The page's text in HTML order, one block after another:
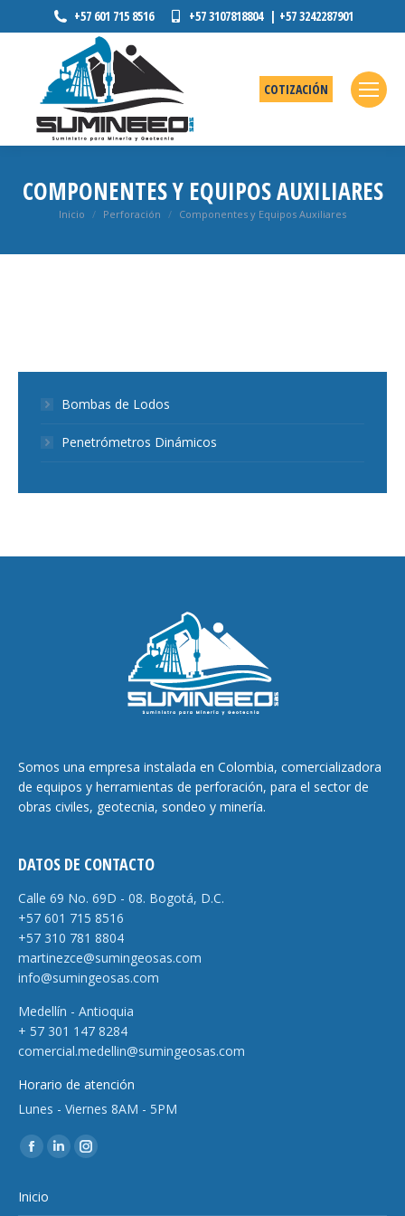
+57 601 715 8516 +57 3107818804 | +57 3242287901
COTIZACIÓN
COMPONENTES Y EQUIPOS AUXILIARES
Estás aquí:
Inicio Perforación Componentes y Equipos Auxiliares
Bombas de Lodos
Penetrómetros Dinámicos
Somos una empresa instalada en Colombia, comercializadora
de equipos y herramientas de perforación, para el sector de
obras civiles, geotecnia, sondeo y minería.
DATOS DE CONTACTO
Calle 69 No. 69D - 08. Bogotá, D.C.
+57 601 715 8516
+57 310 781 8804
martinezce@sumingeosas.com
info@sumingeosas.com
Medellín - Antioquia
+ 57 301 147 8284
comercial.medellin@sumingeosas.com
Horario de atención
Lunes - Viernes 8AM - 5PM
Encuéntranos en:
Facebook
opens
LinkedinInstagram
Inicio